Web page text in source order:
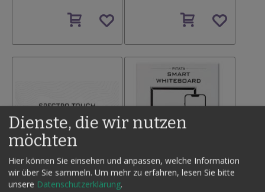
den
den
SPECTRO TOUCH BY JOÃO
Dienste, die wir nutzen
möchten
Hier können Sie einsehen und anpassen, welche Information
wir über Sie sammeln. Um mehr zu erfahren, lesen Sie bitte
unsere Datenschutzerklärung.